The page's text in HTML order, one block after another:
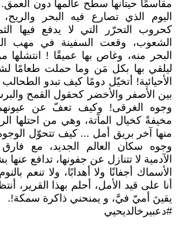
مقاسمًا حيتانها سطح عالمها دون
اليوم الذي تصارع فيه البحر
كحروب التحرّر التي لا يدفع فيها
الشعوب، وقعت السفينة في مهب
البحر منه، وغاص بها عميقًا ! انتشلها
ليلقي بها بكل مَن وما حملت طعامًا
الأحيائية! أتخيّل دومًا كيف تبدو الطحالب
بين الأصفر والأخضر كحقول القمح
وجوه الغرقى! وكيف تعفّ عن
مخيفةً كخيال المآتة، وهي من احتلها
منها آخر بريق أمل ... كيف تتحوّل الوجوه
وجوه سكان العالم الجديد، مع
الآدمية لا تتنازل عن جفونها، تدافع عنها
الأسماك أجفانًا ولا أهدابًا، ولا تنعم
أنا على قيد الأمل، أحلم بهذا القرير،
يقينَ أميّ فيَّ، و يمنحني ذاكرة سمكة!.
#دعبيرخالديحيي